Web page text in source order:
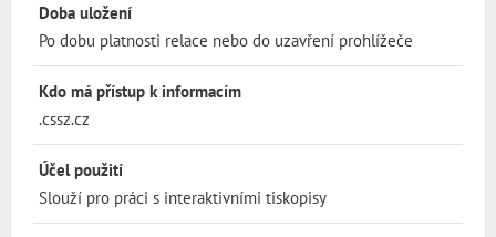
Doba uložení
Po dobu platnosti relace nebo do uzavření prohlížeče
Kdo má přístup k informacím
.cssz.cz
Účel použití
Slouží pro práci s interaktivními tiskopisy